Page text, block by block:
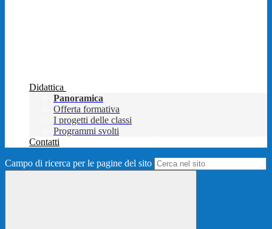
Didattica
Panoramica
Offerta formativa
I progetti delle classi
Programmi svolti
Contatti
Campo di ricerca per le pagine del sito